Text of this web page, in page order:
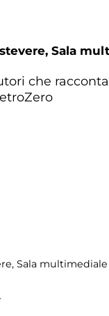
Sala
che
, Sala multimediale